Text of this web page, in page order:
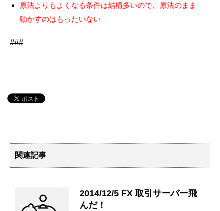
原法よりもよくなる条件は結構多いので、原法のまま
動かすのはもったいない
###
関連記事
2014/12/5 FX 取引サーバー飛
んだ！